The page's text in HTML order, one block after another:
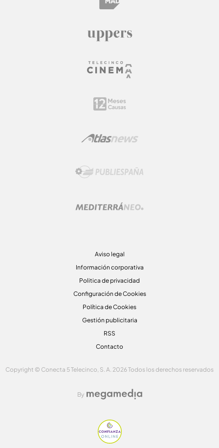
Aviso legal
Información corporativa
Politica de privacidad
Configuración de Cookies
Política de Cookies
Gestión publicitaria
RSS
Contacto
Copyright © Conecta 5 Telecinco, S. A. 2026 Todos los derechos reservados
By